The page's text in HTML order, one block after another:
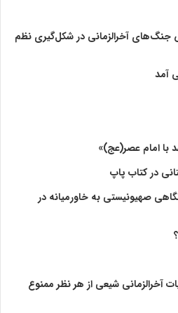
آخرالزمانی در شکل‌گیری نظم
آمد
در کتاب پاپ
صهیونیستی به خاورمیانه در
آخرالزمانی شیعی از هر نظر ممنوع